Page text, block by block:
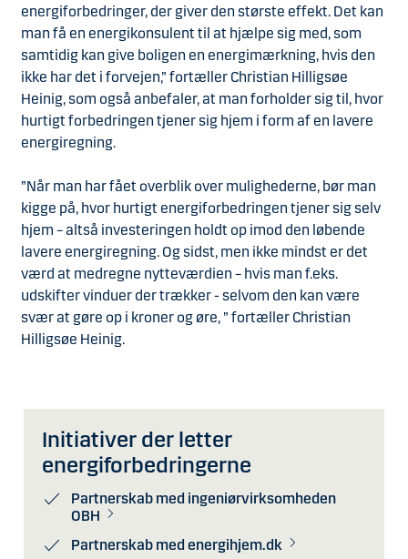
energiforbedringer, der giver den største effekt. Det kan
man få en energikonsulent til at hjælpe sig med, som
samtidig kan give boligen en energimærkning, hvis den
ikke har det i forvejen,” fortæller Christian Hilligsøe
Heinig, som også anbefaler, at man forholder sig til, hvor
hurtigt forbedringen tjener sig hjem i form af en lavere
energiregning.
”Når man har fået overblik over mulighederne, bør man
kigge på, hvor hurtigt energiforbedringen tjener sig selv
hjem – altså investeringen holdt op imod den løbende
lavere energiregning. Og sidst, men ikke mindst er det
værd at medregne nytteværdien – hvis man f.eks.
udskifter vinduer der trækker - selvom den kan være
svær at gøre op i kroner og øre, ” fortæller Christian
Hilligsøe Heinig.
Initiativer der letter
energiforbedringerne
Partnerskab med ingeniørvirksomheden
OBH
Partnerskab med energihjem.dk